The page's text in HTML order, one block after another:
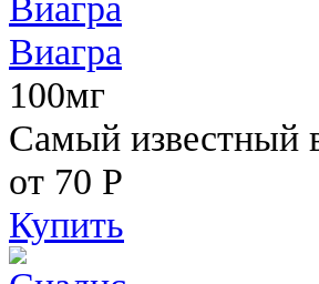
Виагра
100мг
Самый известный
от 70 Р
Купить